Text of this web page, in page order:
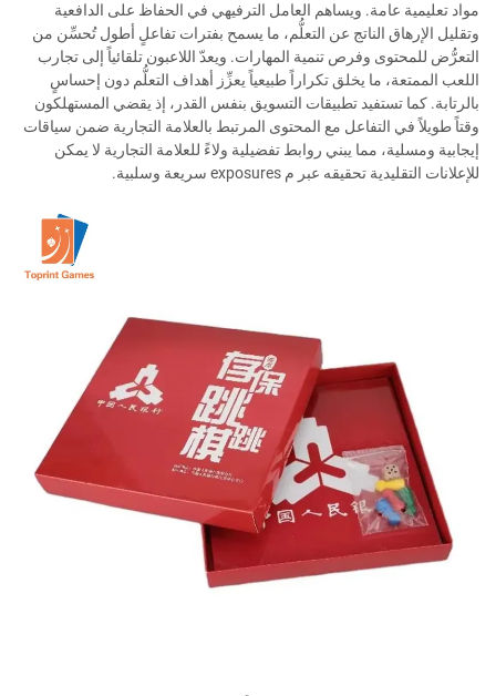
مواد تعليمية عامة. ويساهم العامل الترفيهي في الحفاظ على الدافعية
وتقليل الإرهاق الناتج عن التعلُّم، ما يسمح بفترات تفاعلٍ أطول تُحسِّن من
التعرُّض للمحتوى وفرص تنمية المهارات. ويعدّ اللاعبون تلقائياً إلى تجارب
اللعب الممتعة، ما يخلق تكراراً طبيعياً يعزِّز أهداف التعلُّم دون إحساسٍ
بالرتابة. كما تستفيد تطبيقات التسويق بنفس القدر، إذ يقضي المستهلكون
وقتاً طويلاً في التفاعل مع المحتوى المرتبط بالعلامة التجارية ضمن سياقات
إيجابية ومسلية، مما يبني روابط تفضيلية ولاءً للعلامة التجارية لا يمكن
للإعلانات التقليدية تحقيقه عبر م exposures سريعة وسلبية.